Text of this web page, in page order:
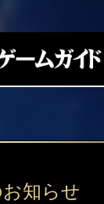
知らせ